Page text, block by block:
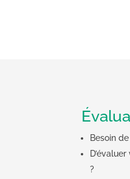
Besoin
?